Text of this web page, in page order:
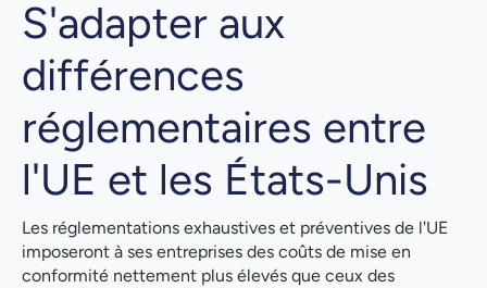
S'adapter aux
différences
réglementaires entre
l'UE et les États-Unis
Les réglementations exhaustives et préventives de l'UE
imposeront à ses entreprises des coûts de mise en
conformité nettement plus élevés que ceux des